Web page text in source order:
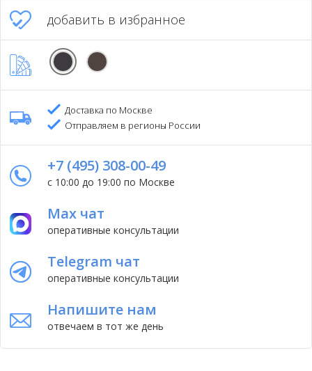
добавить в избранное
Доставка по Москве
Отправляем в регионы России
+7 (495) 308-00-49
с 10:00 до 19:00 по Москве
Max чат
оперативные консультации
Telegram чат
оперативные консультации
Напишите нам
отвечаем в тот же день